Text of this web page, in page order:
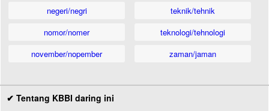
negeri/negri
nomor/nomer
november/nopember
teknik/tehnik
teknologi/tehnologi
zaman/jaman
✔ Tentang KBBI daring ini